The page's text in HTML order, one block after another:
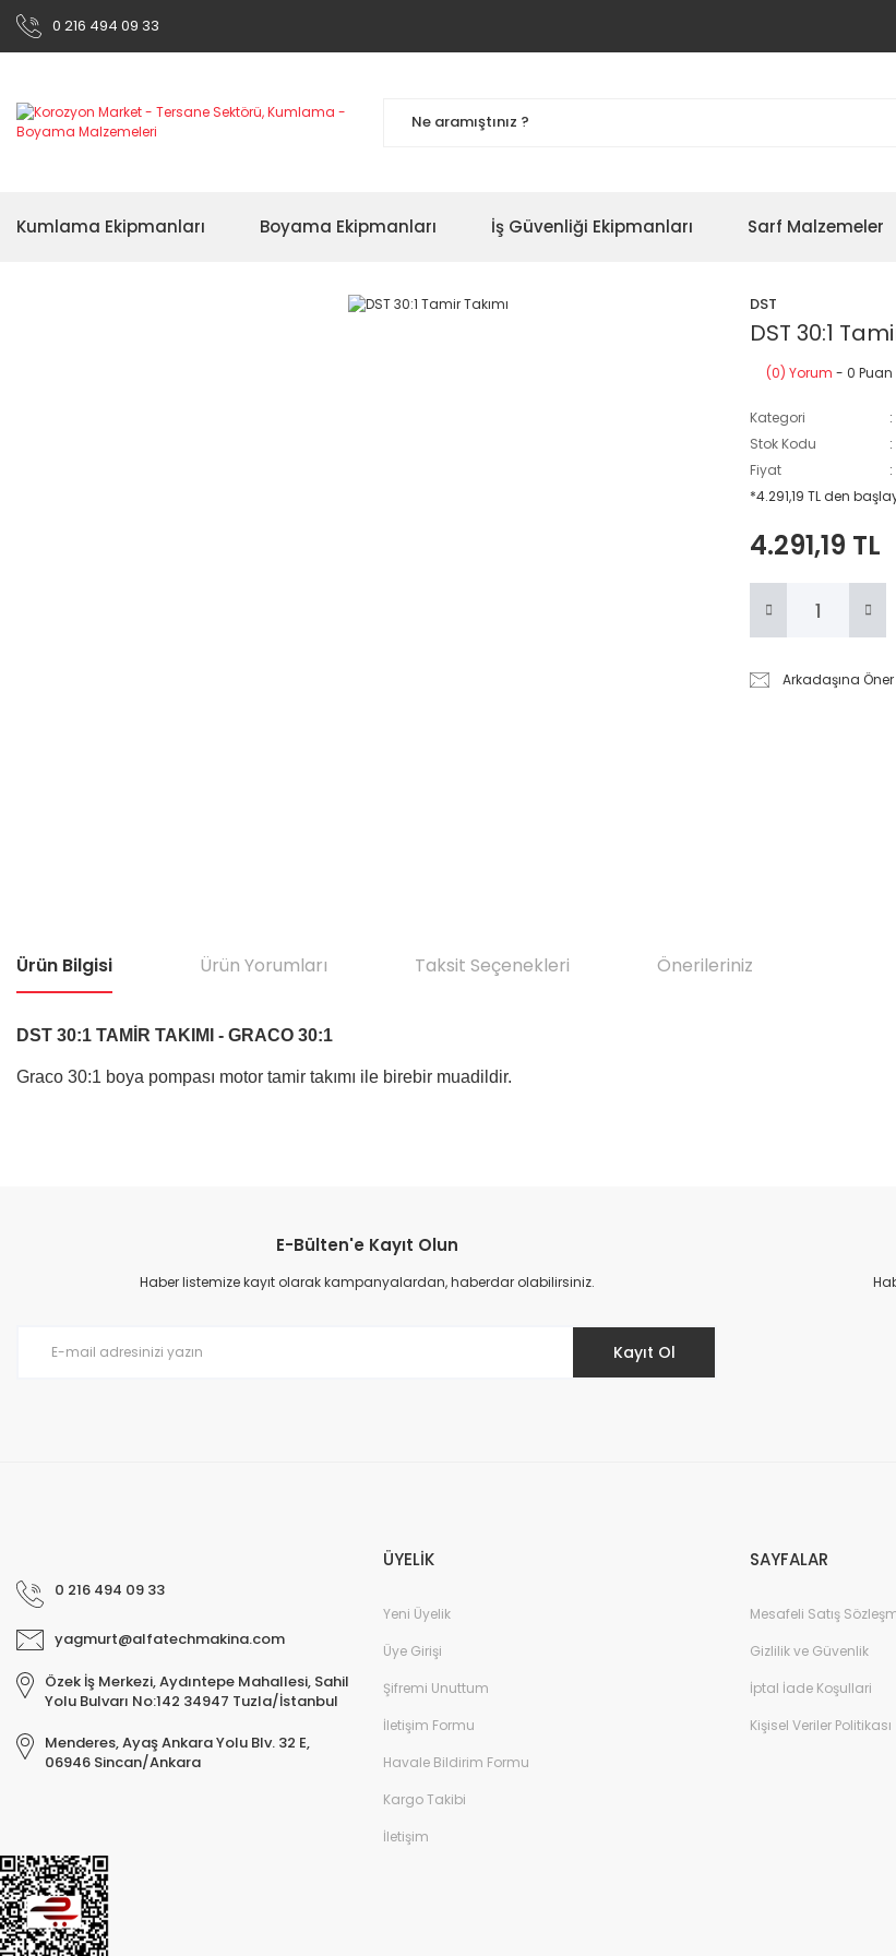
0 216 494 09 33
Kumlama Ekipmanları Boyama Ekipmanları İş Güvenliği Ekipmanları Sarf Malzemeler
DST
DST 30:1
(0) Yorum - 0 Puan
Kategori
Stok Kodu
Fiyat
*4.291,19 TL den
4.291,19 TL
Arkadaşına Öner
Ürün Bilgisi Ürün Yorumları Taksit Seçenekleri Önerileriniz
DST 30:1 TAMİR TAKIMI - GRACO 30:1
Graco 30:1 boya pompası motor tamir takımı ile birebir muadildir.
Ürün resmi kalitesiz, bozuk veya görüntülenemiyor.
Ürün açıklamasında eksik bilgiler bulunuyor.
E-Bülten'e Kayıt Olun
Haber listemize kayıt olarak kampanyalardan, haberdar olabilirsiniz.
Kayıt Ol
0 216 494 09 33
yagmurt@alfatechmakina.com
Özek İş Merkezi, Aydıntepe Mahallesi, Sahil
Yolu Bulvarı No:142 34947 Tuzla/İstanbul
Menderes, Ayaş Ankara Yolu Blv. 32 E,
06946 Sincan/Ankara
ÜYELİK
Yeni Üyelik
Üye Girişi
Şifremi Unuttum
İletişim Formu
Havale Bildirim Formu
Kargo Takibi
İletişim
SAYFALAR
Mesafeli Satış
Gizlilik ve Güvenlik
İptal İade Koşullari
Kişisel Veriler Politikası